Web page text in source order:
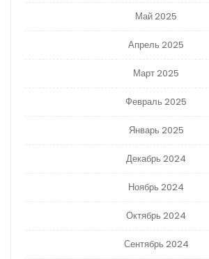
Май 2025
Апрель 2025
Март 2025
Февраль 2025
Январь 2025
Декабрь 2024
Ноябрь 2024
Октябрь 2024
Сентябрь 2024